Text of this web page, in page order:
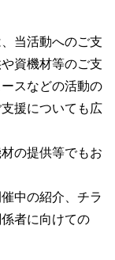
当活動へのご支
資機材等のご支
スなどの活動の
援についても広
の提供等でもお
中の紹介、チラ
者に向けての